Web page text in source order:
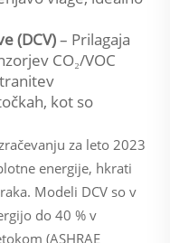
(DCV)– Prilagaja
CO₂/VOC
kot so
za leto 2023
energije, hkrati
Modeli DCV so v
do 40 % v
(ASHRAE